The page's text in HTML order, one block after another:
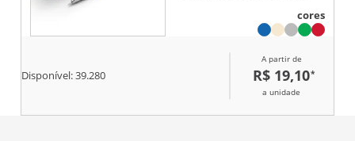
carga esferográfica azul de
1.0mm e acionamento por
cores
Disponível:39.280
A partir de
R$ 19,10*
a unidade